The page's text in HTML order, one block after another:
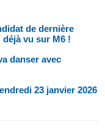
de dernière
vu sur M6 !
danser avec
23 janvier 2026